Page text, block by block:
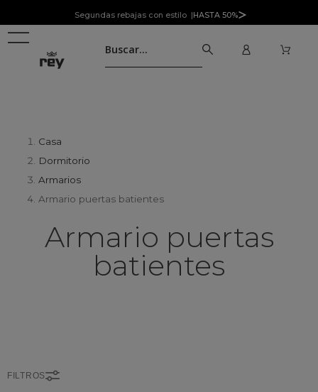
Segundas rebajas con estilo |HASTA 50%
Casa
Dormitorio
Armarios
Armario puertas batientes
Armario puertas
batientes
FILTROS